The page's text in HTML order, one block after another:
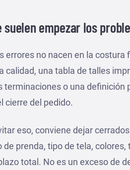
suelen empezar los
errores no nacen en la
calidad, una tabla de talles
terminaciones o una
cierre del pedido.
eso, conviene dejar
de prenda, tipo de tela,
total. No es un exceso de